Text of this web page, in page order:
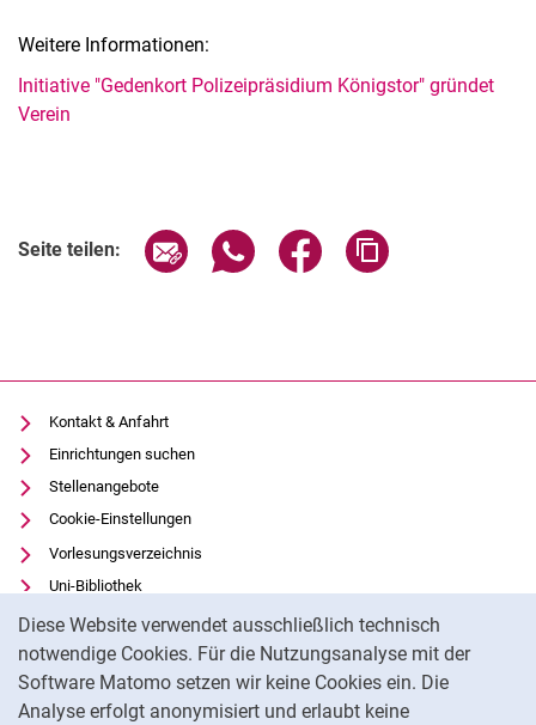
Diese Website verwendet ausschließlich technisch
notwendige Cookies. Für die Nutzungsanalyse mit der
Software Matomo setzen wir keine Cookies ein. Die
Analyse erfolgt anonymisiert und erlaubt keine
Weitere Informationen:
Initiative "Gedenkort Polizeipräsidium Königstor" gründet
Verein
Seite teilen: Seite über E-Mail teilen
Seite über WhatsApp teilen
Seite über Facebook
Kontakt & Anfahrt
Einrichtungen suchen
Stellenangebote
Cookie-Einstellungen
Vorlesungsverzeichnis
Uni-Bibliothek
Moodle
Panopto
Datenschutz
Barrierefreiheit